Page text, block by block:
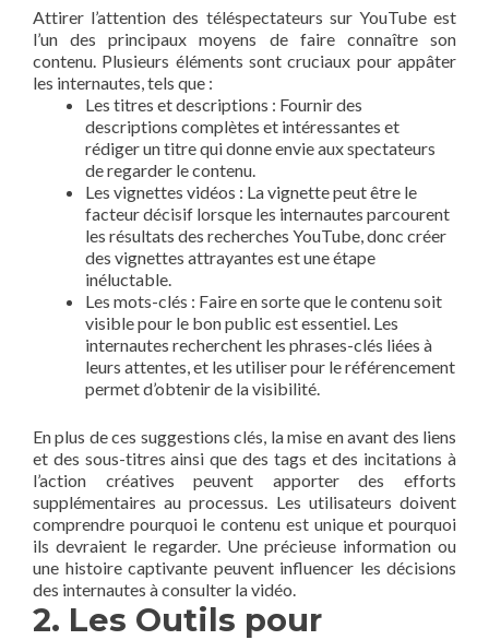
Attirer l’attention des téléspectateurs sur YouTube est
l’un des principaux moyens de faire connaître son
contenu. Plusieurs éléments sont cruciaux pour appâter
les internautes, tels que :
Les titres et descriptions : Fournir des
descriptions complètes et intéressantes et
rédiger un titre qui donne envie aux spectateurs
de regarder le contenu.
Les vignettes vidéos : La vignette peut être le
facteur décisif lorsque les internautes parcourent
les résultats des recherches YouTube, donc créer
des vignettes attrayantes est une étape
inéluctable.
Les mots-clés : Faire en sorte que le contenu soit
visible pour le bon public est essentiel. Les
internautes recherchent les phrases-clés liées à
leurs attentes, et les utiliser pour le référencement
permet d’obtenir de la visibilité.
En plus de ces suggestions clés, la mise en avant des liens
et des sous-titres ainsi que des tags et des incitations à
l’action créatives peuvent apporter des efforts
supplémentaires au processus. Les utilisateurs doivent
comprendre pourquoi le contenu est unique et pourquoi
ils devraient le regarder. Une précieuse information ou
une histoire captivante peuvent influencer les décisions
des internautes à consulter la vidéo.
2. Les Outils pour